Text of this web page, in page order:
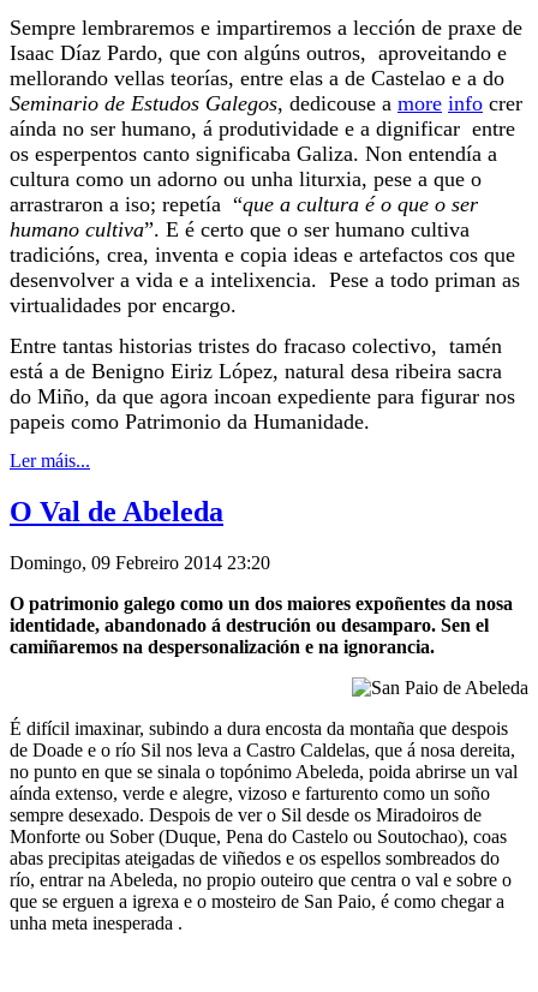
Sempre lembraremos e impartiremos a lección de praxe de
Isaac Díaz Pardo, que con algúns outros, aproveitando e
mellorando vellas teorías, entre elas a de Castelao e a do
Seminario de Estudos Galegos, dedicouse a more info crer
aínda no ser humano, á produtividade e a dignificar entre
os esperpentos canto significaba Galiza. Non entendía a
cultura como un adorno ou unha liturxia, pese a que o
arrastraron a iso; repetía “que a cultura é o que o ser
humano cultiva”. E é certo que o ser humano cultiva
tradicións, crea, inventa e copia ideas e artefactos cos que
desenvolver a vida e a intelixencia. Pese a todo priman as
virtualidades por encargo.
Entre tantas historias tristes do fracaso colectivo, tamén
está a de Benigno Eiriz López, natural desa ribeira sacra
do Miño, da que agora incoan expediente para figurar nos
papeis como Patrimonio da Humanidade.
Ler máis...
O Val de Abeleda
Domingo, 09 Febreiro 2014 23:20
O patrimonio galego como un dos maiores expoñentes da nosa
identidade, abandonado á destrución ou desamparo. Sen el
camiñaremos na despersonalización e na ignorancia.
É difícil imaxinar, subindo a dura encosta da montaña que despois
de Doade e o río Sil nos leva a Castro Caldelas, que á nosa dereita,
no punto en que se sinala o topónimo Abeleda, poida abrirse un val
aínda extenso, verde e alegre, vizoso e farturento como un soño
sempre desexado. Despois de ver o Sil desde os Miradoiros de
Monforte ou Sober (Duque, Pena do Castelo ou Soutochao), coas
abas precipitas ateigadas de viñedos e os espellos sombreados do
río, entrar na Abeleda, no propio outeiro que centra o val e sobre o
que se erguen a igrexa e o mosteiro de San Paio, é como chegar a
unha meta inesperada .